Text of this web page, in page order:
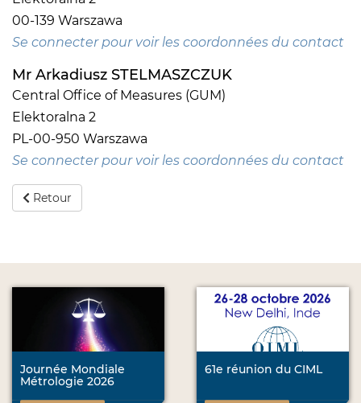
00-139 Warszawa
Se connecter pour voir les coordonnées du contact
Mr Arkadiusz STELMASZCZUK
Central Office of Measures (GUM)
Elektoralna 2
PL-00-950 Warszawa
Se connecter pour voir les coordonnées du contact
Retour
Journée Mondiale
Métrologie 2026
61e réunion du CIML